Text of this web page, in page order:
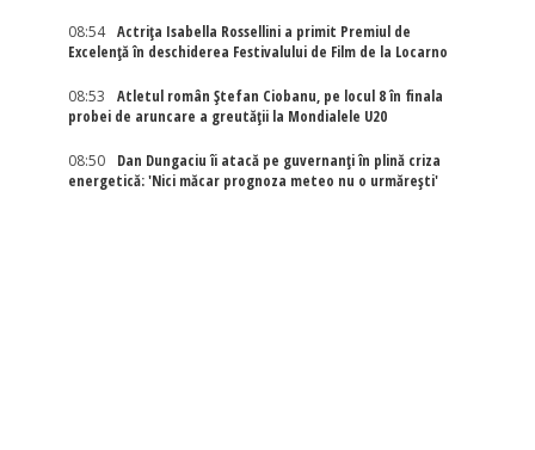
08:54
Actriţa Isabella Rossellini a primit Premiul de
Excelenţă în deschiderea Festivalului de Film de la Locarno
08:53
Atletul român Ștefan Ciobanu, pe locul 8 în finala
probei de aruncare a greutății la Mondialele U20
08:50
Dan Dungaciu îi atacă pe guvernanți în plină criza
energetică: 'Nici măcar prognoza meteo nu o urmărești'